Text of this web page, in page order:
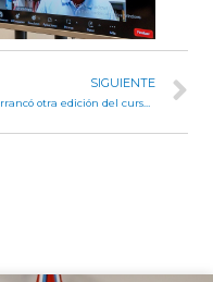
SIGUIENTE
Arrancó otra edición del curso de promotores del desarrollo personal y liderazgo en organizaciones